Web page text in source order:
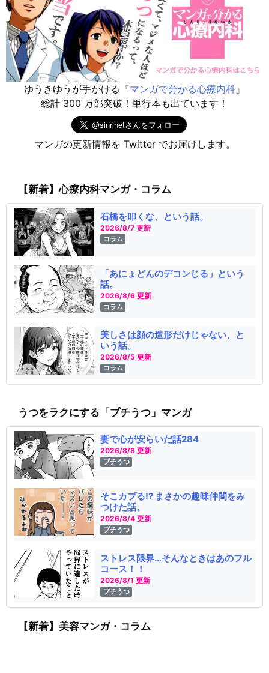
ゆうきゆうが手がける『マンガで分かる心療内科』
総計 300 万部突破！単行本も出ています！
マンガの更新情報を Twitter でお届けします。
【新着】心療内科マンガ・コラム
石橋を叩くな、という話。
2026/8/7 更新
コラム
「あにょどんのデコンじる」という
話。
2026/8/6 更新
コラム
美しさは顔の造形だけじゃない、と
いう話。
2026/8/5 更新
コラム
うつをラクにする「プチうつ」マンガ
妻で心が安らいだ話284
2026/8/8 更新
プチうつ
そこカブる!? まさかの趣味仲間をみ
つけた話。
2026/8/4 更新
プチうつ
ストレス限界…そんなときはあのフル
コース！！
2026/8/1 更新
プチうつ
【新着】美容マンガ・コラム